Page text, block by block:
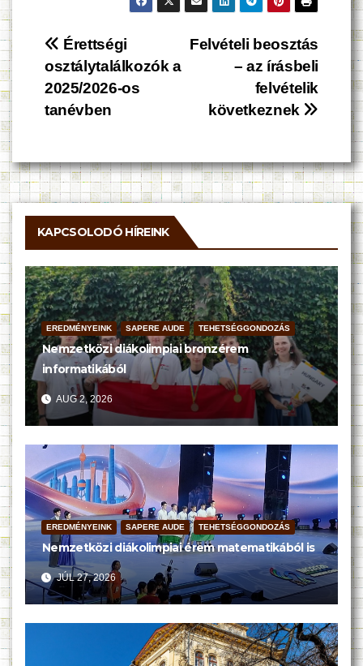
Bejegyzés
navigáció
Felvételi beosztás
– az írásbeli
felvételik
következnek
Érettségi
osztálytalálkozók a
2025/2026-os
tanévben
KAPCSOLODÓ HÍREINK
EREDMÉNYEINK SAPERE AUDE TEHETSÉGGONDOZÁS
Nemzetközi diákolimpiai bronzérem
informatikából
AUG 2, 2026
EREDMÉNYEINK SAPERE AUDE TEHETSÉGGONDOZÁS
Nemzetközi diákolimpiai érem matematikából is
JÚL 27, 2026